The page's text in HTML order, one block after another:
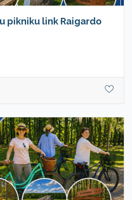
pikniku link Raigardo